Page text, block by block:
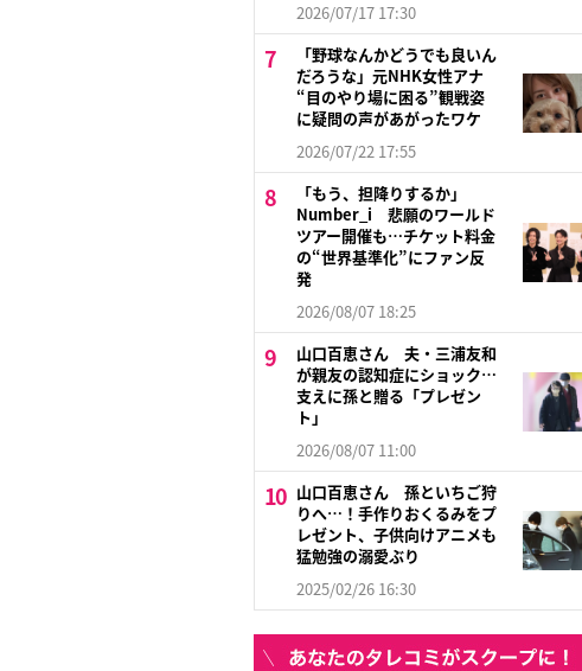
2026/07/17 17:30
「野球なんかどうでも良いん
だろうな」元NHK女性アナ
“目のやり場に困る”観戦姿
に疑問の声があがったワケ
2026/07/22 17:55
「もう、担降りするか」
Number_i 悲願のワールド
ツアー開催も…チケット料金
の“世界基準化”にファン反
発
2026/08/07 18:25
山口百恵さん 夫・三浦友和
が親友の認知症にショック…
支えに孫と贈る「プレゼン
ト」
2026/08/07 11:00
山口百恵さん 孫といちご狩
りへ…！手作りおくるみをプ
レゼント、子供向けアニメも
猛勉強の溺愛ぶり
2025/02/26 16:30